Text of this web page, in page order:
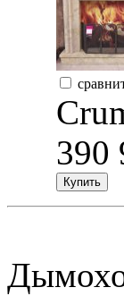
390
Купить